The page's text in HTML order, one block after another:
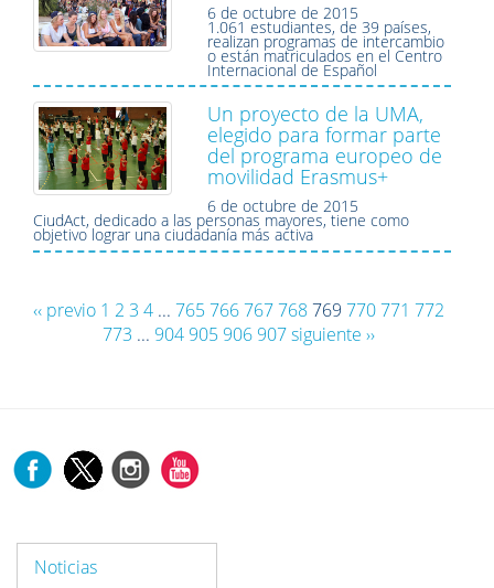
6 de octubre de 2015
1.061 estudiantes, de 39 países,
realizan programas de intercambio
o están matriculados en el Centro
Internacional de Español
Un proyecto de la UMA,
elegido para formar parte
del programa europeo de
movilidad Erasmus+
6 de octubre de 2015
CiudAct, dedicado a las personas mayores, tiene como
objetivo lograr una ciudadanía más activa
‹‹ previo 1 2 3 4... 765 766 767 768 769 770 771 772
773 ... 904 905 906 907 siguiente ››
Noticias